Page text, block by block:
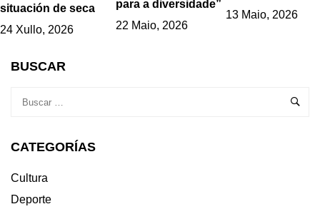
situación de seca
24 Xullo, 2026
para a diversidade”
22 Maio, 2026
13 Maio, 2026
BUSCAR
CATEGORÍAS
Cultura
Deporte